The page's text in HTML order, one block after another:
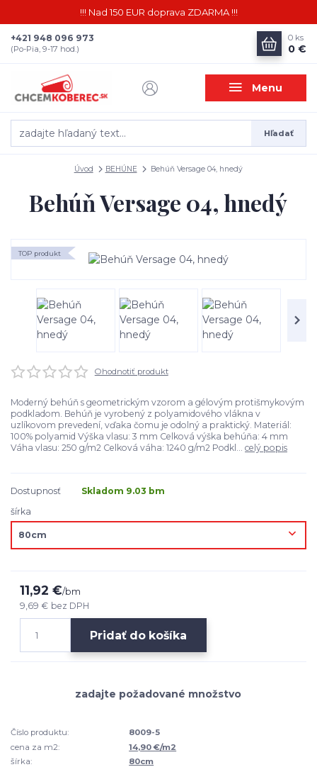
!!! Nad 150 EUR doprava ZDARMA !!!
Menu
Hľadať
+421 948 096 973
(Po-Pia, 9-17 hod.)
0 ks
0 €
Úvod BEHÚNE Behúň Versage 04, hnedý
Behúň Versage 04, hnedý
TOP produkt
Ohodnotiť produkt
Moderný behúň s geometrickým vzorom a gélovým protišmykovým
podkladom. Behúň je vyrobený z polyamidového vlákna v
uzlíkovom prevedení, vďaka čomu je odolný a praktický. Materiál:
100% polyamid Výška vlasu: 3 mm Celková výška behúňa: 4 mm
Váha vlasu: 250 g/m2 Celková váha: 1240 g/m2 Podkl... celý popis
Dostupnosť
Skladom 9.03 bm
šírka
11,92 €/bm
9,69 € bez DPH
Pridať do košíka
Číslo produktu:
8009-5
cena za m2:
14,90 €/m2
šírka:
80cm